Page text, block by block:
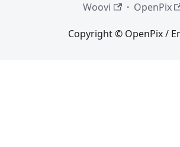
Woovi · OpenPix
Copyright © OpenPix /